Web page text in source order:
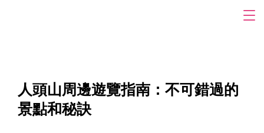
人頭山周邊遊覽指南：不可錯過的
景點和秘訣